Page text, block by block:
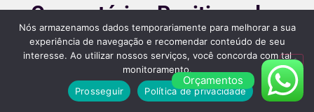
Comentários Positivos dos
Nossos Clientes Sobre
Nossos Serviços de
Criação de Sites em São
Orçamentos
Nós armazenamos dados temporariamente para melhorar a sua
experiência de navegação e recomendar conteúdo de seu
interesse. Ao utilizar nossos serviços, você concorda com tal
monitoramento.
Prosseguir
Política de privacidade